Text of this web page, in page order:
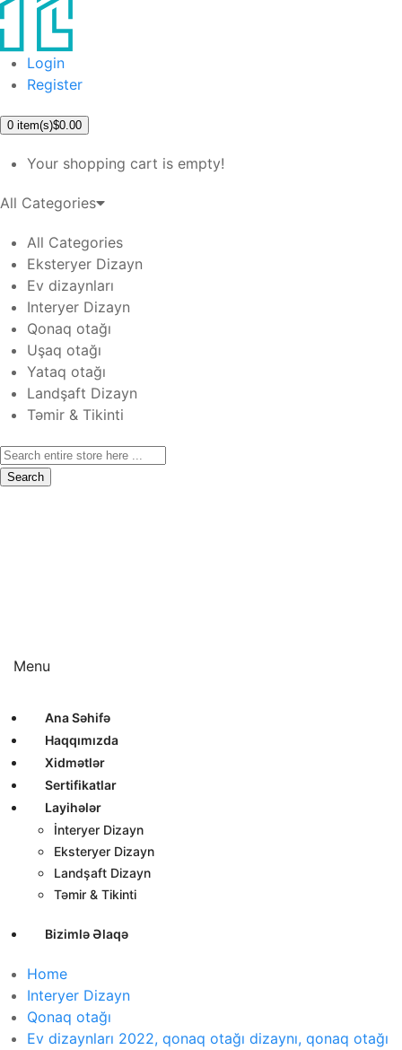
Login
Register
0 item(s)$0.00
Your shopping cart is empty!
All Categories
All Categories
Eksteryer Dizayn
Ev dizaynları
Interyer Dizayn
Qonaq otağı
Uşaq otağı
Yataq otağı
Landşaft Dizayn
Təmir & Tikinti
Search
Menu
Ana Səhifə
Haqqımızda
Xidmətlər
Sertifikatlar
Layihələr
İnteryer Dizayn
Eksteryer Dizayn
Landşaft Dizayn
Təmir & Tikinti
Bizimlə Əlaqə
Home
Interyer Dizayn
Qonaq otağı
Ev dizaynları 2022, qonaq otağı dizaynı, qonaq otağı